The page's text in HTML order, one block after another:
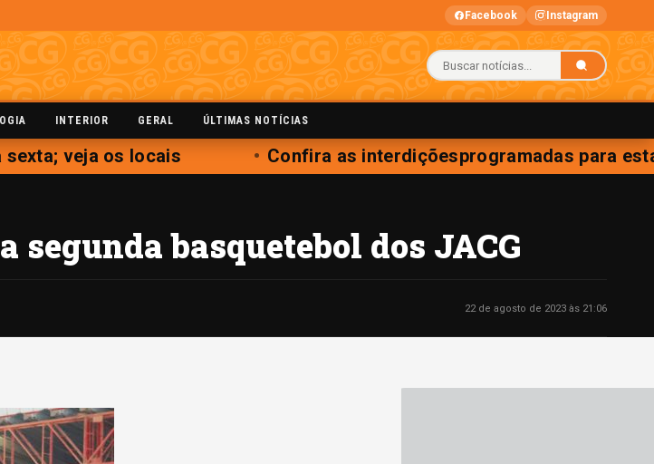
Facebook Instagram
INTERIOR GERAL ÚLTIMAS NOTÍCIAS
veja os locais Confira as interdiçõesprogramadas para esta
basquetebol dos JACG
22 de agosto de 2023 às 21:06